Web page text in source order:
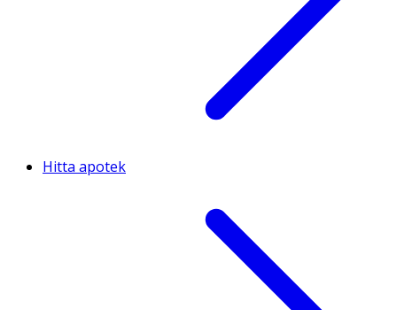
Hitta apotek